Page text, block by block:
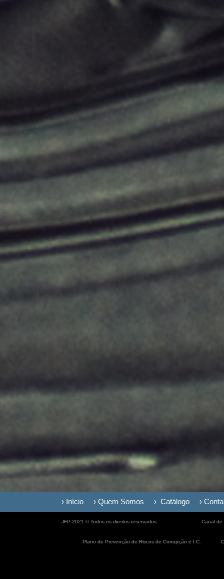
› Início › Quem Somos › Catálogo ›
JFP 2021 © Todos os direitos reservados Canal de
Plano de Prevenção de Riscos de Corrupção e I.C.